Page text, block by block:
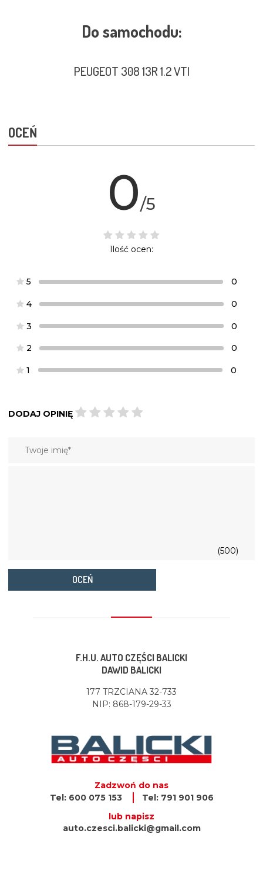
Do samochodu:
PEUGEOT 308 13R 1.2 VTI
OCEŃ
0/5
Ilość ocen:
5 0
4 0
3 0
2 0
1 0
DODAJ OPINIĘ
(500)
OCEŃ
F.H.U. AUTO CZĘŚCI BALICKI
DAWID BALICKI
177 TRZCIANA 32-733
NIP: 868-179-29-33
Zadzwoń do nas
Tel: 600 075 153
Tel: 791 901 906
lub napisz
auto.czesci.balicki@gmail.com